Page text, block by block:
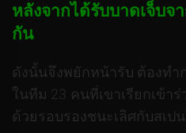
หลังจากได้รับบาดเจ็บจ
กัน
ดังนั้นจึงพยักหน้ารับ ต้องทำ
ในทีม 23 คนที่เขาเรียกเข้า
ด้วยรอบรองชนะเลิศกับสเป